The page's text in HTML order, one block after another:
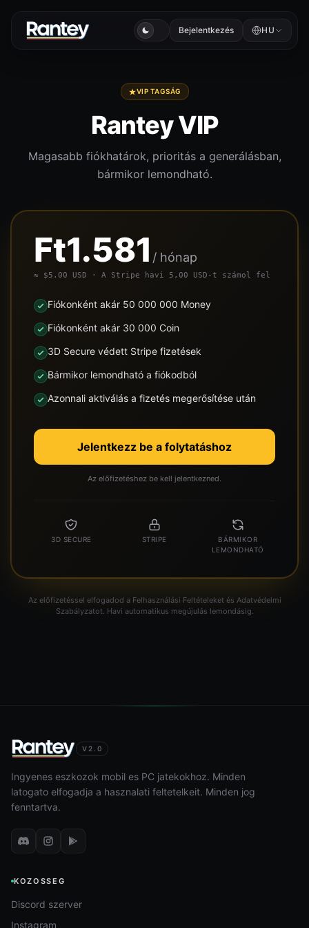
Bejelentkezés HU
VIP TAGSÁG
Rantey VIP
Magasabb fiókhatárok, prioritás a generálásban,
bármikor lemondható.
Ft1.581 / hónap
≈ $5.00 USD · A Stripe havi 5,00 USD-t számol fel
Fiókonként akár 50 000 000 Money
Fiókonként akár 30 000 Coin
3D Secure védett Stripe fizetések
Bármikor lemondható a fiókodból
Azonnali aktiválás a fizetés megerősítése után
Jelentkezz be a folytatáshoz
Az előfizetéshez be kell jelentkezned.
3D SECURE STRIPE
BÁRMIKOR
LEMONDHATÓ
Az előfizetéssel elfogadod a Felhasználási Feltételeket és Adatvédelmi
Szabályzatot. Havi automatikus megújulás lemondásig.
V2.0
Ingyenes eszkozok mobil es PC jatekokhoz. Minden
latogato elfogadja a hasznalati feltetelkeit. Minden jog
fenntartva.
KOZOSSEG
Discord szerver
Instagram